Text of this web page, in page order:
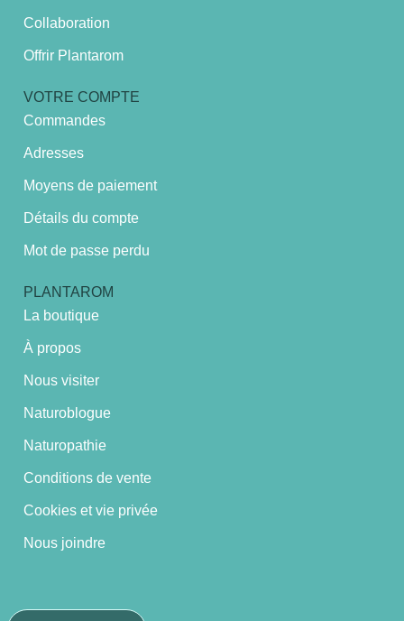
Collaboration
Offrir Plantarom
VOTRE COMPTE
Commandes
Adresses
Moyens de paiement
Détails du compte
Mot de passe perdu
PLANTAROM
La boutique
À propos
Nous visiter
Naturoblogue
Naturopathie
Conditions de vente
Cookies et vie privée
Nous joindre